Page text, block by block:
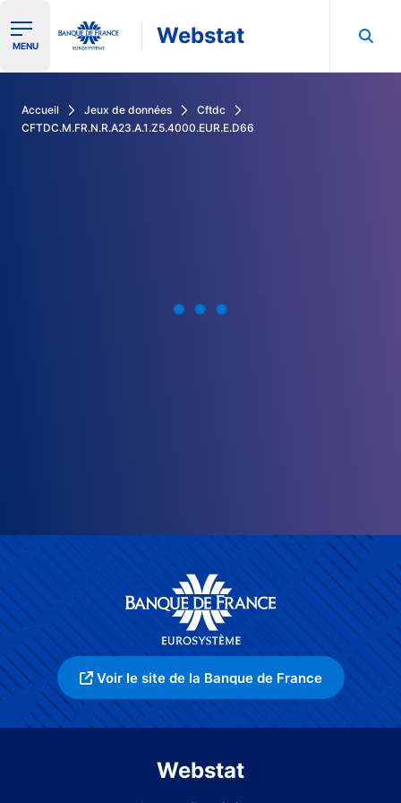
Ouvrir le menu de navigation
MENU Webstat
Accueil Jeux de données
Cftdc
CFTDC.M.FR.N.R.A23.A.1.Z5.4000.EUR.E.D66
Voir le site de la Banque de France
Webstat